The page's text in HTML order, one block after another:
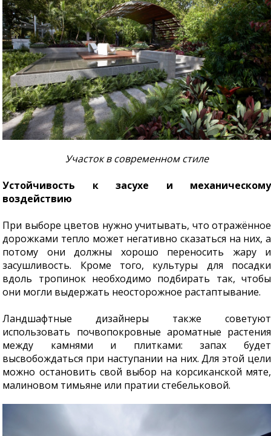
Участок в современном стиле
Устойчивость к засухе и механическому
воздействию
При выборе цветов нужно учитывать, что отражённое
дорожками тепло может негативно сказаться на них, а
потому они должны хорошо переносить жару и
засушливость. Кроме того, культуры для посадки
вдоль тропинок необходимо подбирать так, чтобы
они могли выдержать неосторожное растаптывание.
Ландшафтные дизайнеры также советуют
использовать почвопокровные ароматные растения
между камнями и плитками: запах будет
высвобождаться при наступании на них. Для этой цели
можно остановить свой выбор на корсиканской мяте,
малиновом тимьяне или пратии стебельковой.